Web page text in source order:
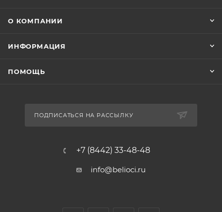
О КОМПАНИИ
ИНФОРМАЦИЯ
ПОМОЩЬ
ПОДПИСАТЬСЯ НА РАССЫЛКУ
+7 (8442) 33-48-48
info@belioci.ru